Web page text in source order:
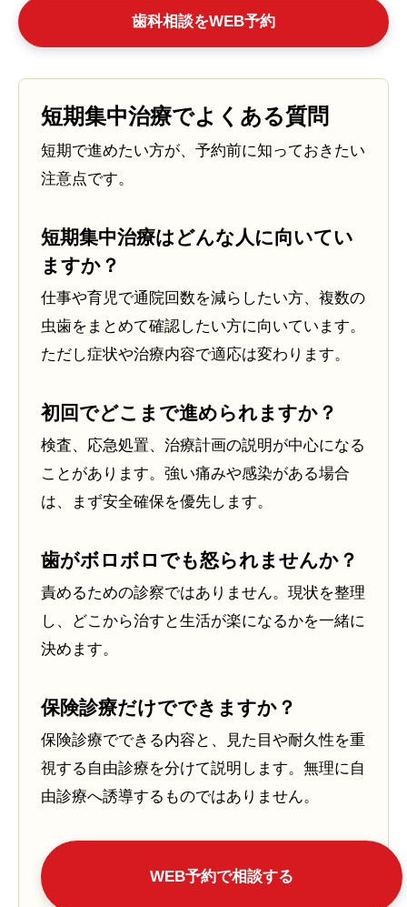
歯科相談をWEB予約
短期集中治療でよくある質問
短期で進めたい方が、予約前に知っておきたい
注意点です。
短期集中治療はどんな人に向いてい
ますか？
仕事や育児で通院回数を減らしたい方、複数の
虫歯をまとめて確認したい方に向いています。
ただし症状や治療内容で適応は変わります。
初回でどこまで進められますか？
検査、応急処置、治療計画の説明が中心になる
ことがあります。強い痛みや感染がある場合
は、まず安全確保を優先します。
歯がボロボロでも怒られませんか？
責めるための診察ではありません。現状を整理
し、どこから治すと生活が楽になるかを一緒に
決めます。
保険診療だけでできますか？
保険診療でできる内容と、見た目や耐久性を重
視する自由診療を分けて説明します。無理に自
由診療へ誘導するものではありません。
WEB予約で相談する